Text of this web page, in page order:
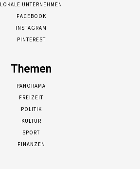
LOKALE UNTERNEHMEN
FACEBOOK
INSTAGRAM
PINTEREST
Themen
PANORAMA
FREIZEIT
POLITIK
KULTUR
SPORT
FINANZEN